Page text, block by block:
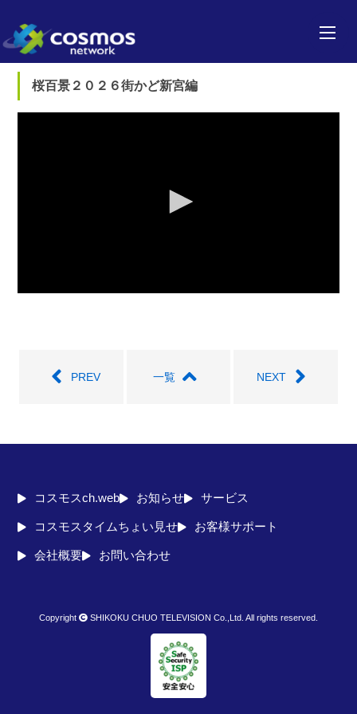
桜百景２０２６街かど新宮編
PREV 一覧 NEXT
コスモスch.web お知らせ サービス
コスモスタイムちょい見せ お客様サポート
会社概要 お問い合わせ
Copyright SHIKOKU CHUO TELEVISION Co.,Ltd. All rights reserved.